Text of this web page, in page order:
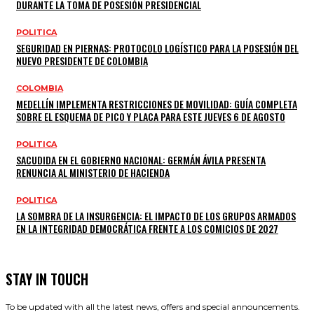
DURANTE LA TOMA DE POSESIÓN PRESIDENCIAL
POLITICA
SEGURIDAD EN PIERNAS: PROTOCOLO LOGÍSTICO PARA LA POSESIÓN DEL
NUEVO PRESIDENTE DE COLOMBIA
COLOMBIA
MEDELLÍN IMPLEMENTA RESTRICCIONES DE MOVILIDAD: GUÍA COMPLETA
SOBRE EL ESQUEMA DE PICO Y PLACA PARA ESTE JUEVES 6 DE AGOSTO
POLITICA
SACUDIDA EN EL GOBIERNO NACIONAL: GERMÁN ÁVILA PRESENTA
RENUNCIA AL MINISTERIO DE HACIENDA
POLITICA
LA SOMBRA DE LA INSURGENCIA: EL IMPACTO DE LOS GRUPOS ARMADOS
EN LA INTEGRIDAD DEMOCRÁTICA FRENTE A LOS COMICIOS DE 2027
STAY IN TOUCH
To be updated with all the latest news, offers and special announcements.